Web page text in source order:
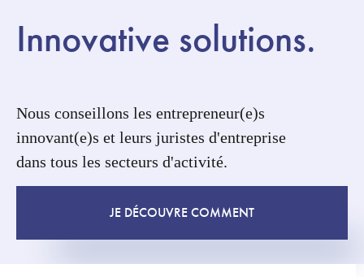
Innovative solutions.
Nous conseillons les entrepreneur(e)s
innovant(e)s et leurs juristes d'entreprise
dans tous les secteurs d'activité.
JE DÉCOUVRE COMMENT